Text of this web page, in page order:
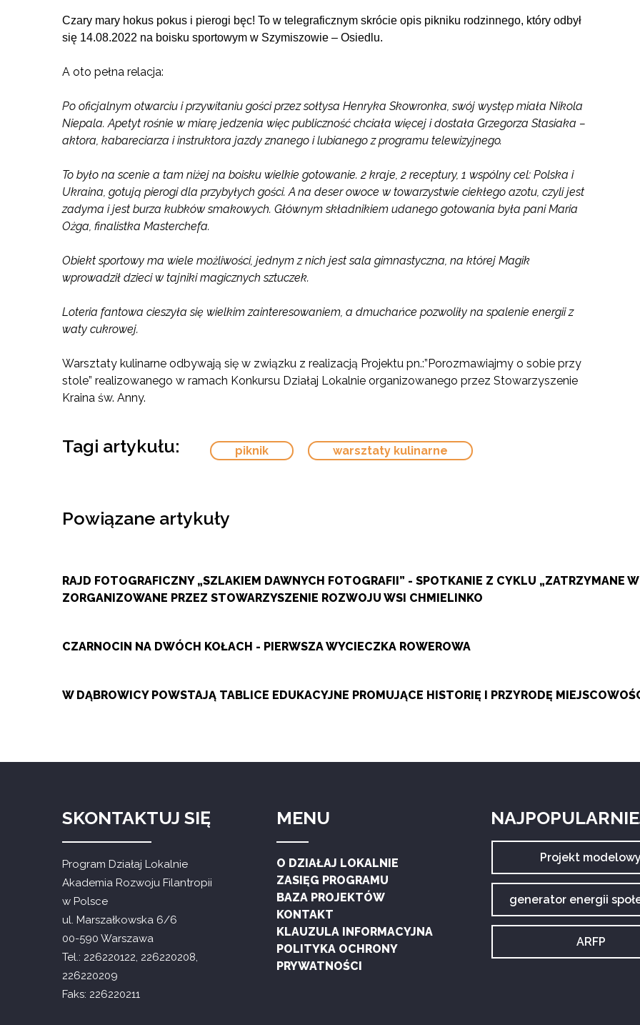
Czary mary hokus pokus i pierogi bęc! To w telegraficznym skrócie opis pikniku rodzinnego, który odbył
się 14.08.2022 na boisku sportowym w Szymiszowie – Osiedlu.
A oto pełna relacja:
Po oficjalnym otwarciu i przywitaniu gości przez sołtysa Henryka Skowronka, swój występ miała Nikola
Niepala. Apetyt rośnie w miarę jedzenia więc publiczność chciała więcej i dostała Grzegorza Stasiaka –
aktora, kabareciarza i instruktora jazdy znanego i lubianego z programu telewizyjnego.
To było na scenie a tam niżej na boisku wielkie gotowanie. 2 kraje, 2 receptury, 1 wspólny cel: Polska i
Ukraina, gotują pierogi dla przybyłych gości. A na deser owoce w towarzystwie ciekłego azotu, czyli jest
zadyma i jest burza kubków smakowych. Głównym składnikiem udanego gotowania była pani Maria
Ożga, finalistka Masterchefa.
Obiekt sportowy ma wiele możliwości, jednym z nich jest sala gimnastyczna, na której Magik
wprowadził dzieci w tajniki magicznych sztuczek.
Loteria fantowa cieszyła się wielkim zainteresowaniem, a dmuchańce pozwoliły na spalenie energii z
waty cukrowej.
Warsztaty kulinarne odbywają się w związku z realizacją Projektu pn.:”Porozmawiajmy o sobie przy
stole” realizowanego w ramach Konkursu Działaj Lokalnie organizowanego przez Stowarzyszenie
Kraina św. Anny.
Tagi artykułu: piknik warsztaty kulinarne
Powiązane artykuły
RAJD FOTOGRAFICZNY „SZLAKIEM DAWNYCH FOTOGRAFII” - SPOTKANIE Z CYKLU „ZATRZYMANE
ZORGANIZOWANE PRZEZ STOWARZYSZENIE ROZWOJU WSI CHMIELINKO
CZARNOCIN NA DWÓCH KOŁACH - PIERWSZA WYCIECZKA ROWEROWA
W DĄBROWICY POWSTAJĄ TABLICE EDUKACYJNE PROMUJĄCE HISTORIĘ I PRZYRODĘ
SKONTAKTUJ SIĘ
Program Działaj Lokalnie
Akademia Rozwoju Filantropii
w Polsce
ul. Marszałkowska 6/6
00-590 Warszawa
Tel.: 226220122, 226220208,
226220209
Faks: 226220211
MENU
O DZIAŁAJ LOKALNIE
ZASIĘG PROGRAMU
BAZA PROJEKTÓW
KONTAKT
KLAUZULA INFORMACYJNA
POLITYKA OCHRONY
PRYWATNOŚCI
Archiwum
tagu:
Projekt modelowy
Archiwum
tagu:
generator energii
Archiwum
tagu:
ARFP